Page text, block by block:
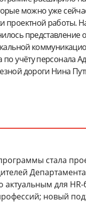
можно уже
проектной работы.
представление
по учёту персонала
дороги Нина
стала
актуальным для
новый